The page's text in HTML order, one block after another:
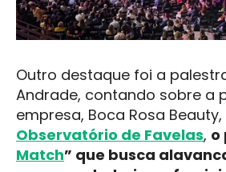
Outro destaque foi a
Andrade, contando sobre a
empresa, Boca Rosa
Observatório de Favelas, o
Match” que busca